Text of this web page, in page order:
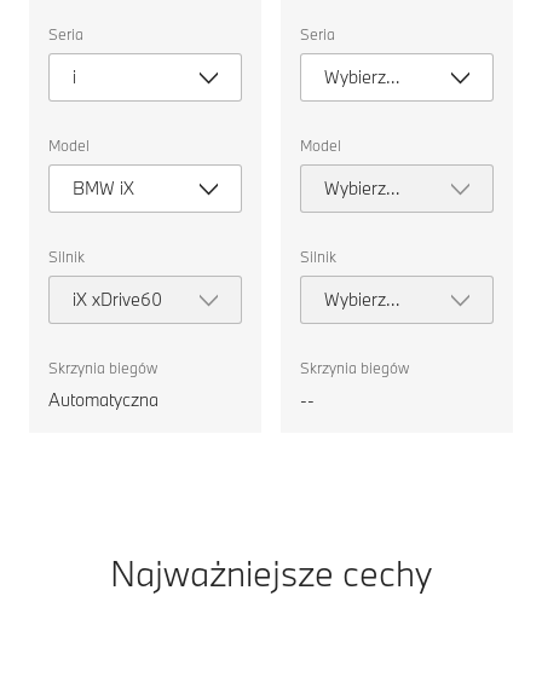
pojazd.
Seria
i
Model
BMW iX
Silnik
iX xDrive60
Skrzynia biegów
Automatyczna
pojazd.
Seria
Wybierz
serię
Model
Wybierz
model
Silnik
Wybierz
silnik
Skrzynia biegów
--
Najważniejsze cechy